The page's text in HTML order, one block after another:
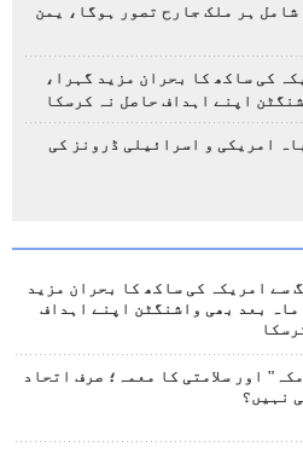
ہر ملک جارح تصور ہوگا، یمن
کی ساکھ کا بحران مزید گہرا،
اپنے اہداف حاصل نہ کرسکا
امریکی و اسرائیلی ڈرونز کی
سے امریکہ کی ساکھ کا بحران مزید
ماہ بعد بھی واشنگٹن اپنے اہداف
اور سلامتی کا معمہ؛ صرف اتحاد
نہیں؟